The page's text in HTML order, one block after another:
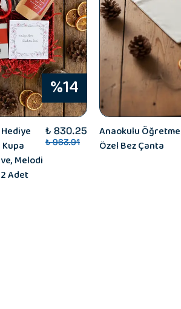
%14
Melodi
Adet
₺ 830.25
₺ 963.91
Anaokulu
Özel Bez Çanta